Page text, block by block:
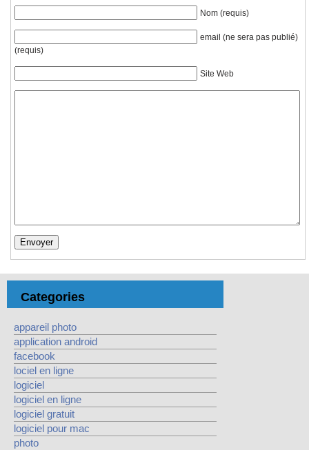
Nom (requis)
email (ne sera pas publié)
(requis)
Site Web
Categories
appareil photo
application android
facebook
lociel en ligne
logiciel
logiciel en ligne
logiciel gratuit
logiciel pour mac
photo